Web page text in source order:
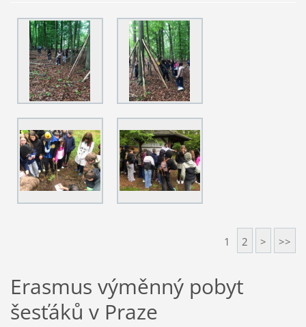
1 2 > >>
Erasmus výměnný pobyt
šesťáků v Praze